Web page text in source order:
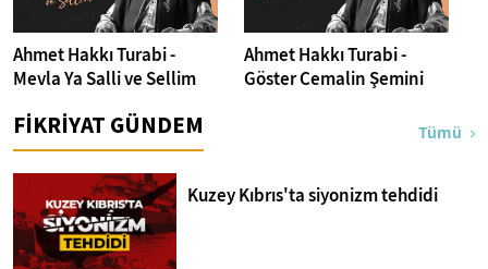
Ahmet Hakkı Turabi -
Mevla Ya Salli ve Sellim
Ahmet Hakkı Turabi -
Göster Cemalin Şemini
FİKRİYAT GÜNDEM Tümü
Kuzey Kıbrıs'ta siyonizm tehdidi